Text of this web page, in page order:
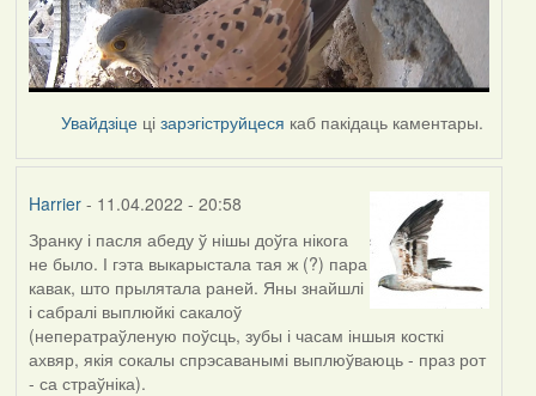
Увайдзіце цізарэгіструйцеся каб пакідаць каментары.
Harrier- 11.04.2022 - 20:58
Зранку і пасля абеду ў нішы доўга нікога
не было. І гэта выкарыстала тая ж (?) пара
кавак, што прылятала раней. Яны знайшлі
і сабралі выплюйкі сакалоў
(неператраўленую поўсць, зубы і часам іншыя косткі
ахвяр, якія сокалы спрэсаванымі выплюўваюць - праз рот
- са страўніка).